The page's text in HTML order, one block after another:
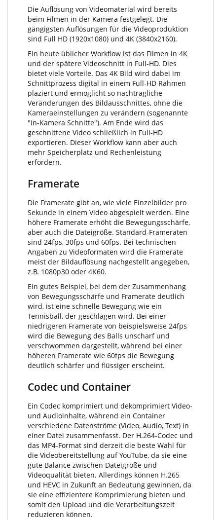
Die Auflösung von Videomaterial wird bereits
beim Filmen in der Kamera festgelegt. Die
gängigsten Auflösungen für die Videoproduktion
sind Full HD (1920x1080) und 4K (3840x2160).
Ein heute üblicher Workflow ist das Filmen in 4K
und der spätere Videoschnitt in Full-HD. Dies
bietet viele Vorteile. Das 4K Bild wird dabei im
Schnittprozess digital in einem Full-HD Rahmen
plaziert und ermöglicht so nachträgliche
Veränderungen des Bildausschnittes, ohne die
Kameraeinstellungen zu verändern (sogenannte
"In-Kamera Schnitte"). Am Ende wird das
geschnittene Video schließlich in Full-HD
exportieren. Dieser Workflow kann aber auch
mehr Speicherplatz und Rechenleistung
erfordern.
Framerate
Die Framerate gibt an, wie viele Einzelbilder pro
Sekunde in einem Video abgespielt werden. Eine
höhere Framerate erhöht die Bewegungsschärfe,
aber auch die Dateigröße. Standard-Frameraten
sind 24fps, 30fps und 60fps. Bei technischen
Angaben zu Videoformaten wird die Framerate
meist der Bildauflösung nachgestellt angegeben,
z.B. 1080p30 oder 4K60.
Ein gutes Beispiel, bei dem der Zusammenhang
von Bewegungsschärfe und Framerate deutlich
wird, ist eine schnelle Bewegung wie ein
Tennisball, der geschlagen wird. Bei einer
niedrigeren Framerate von beispielsweise 24fps
wird die Bewegung des Balls unscharf und
verschwommen dargestellt, während bei einer
höheren Framerate wie 60fps die Bewegung
deutlich schärfer und flüssiger erscheint.
Codec und Container
Ein Codec komprimiert und dekomprimiert Video-
und Audioinhalte, während ein Container
verschiedene Datenströme (Video, Audio, Text) in
einer Datei zusammenfasst. Der H.264-Codec und
das MP4-Format sind derzeit die beste Wahl für
die Videobereitstellung auf YouTube, da sie eine
gute Balance zwischen Dateigröße und
Videoqualität bieten. Allerdings können H.265
und HEVC in Zukunft an Bedeutung gewinnen, da
sie eine effizientere Komprimierung bieten und
somit den Upload und die Verarbeitungszeit
reduzieren können.